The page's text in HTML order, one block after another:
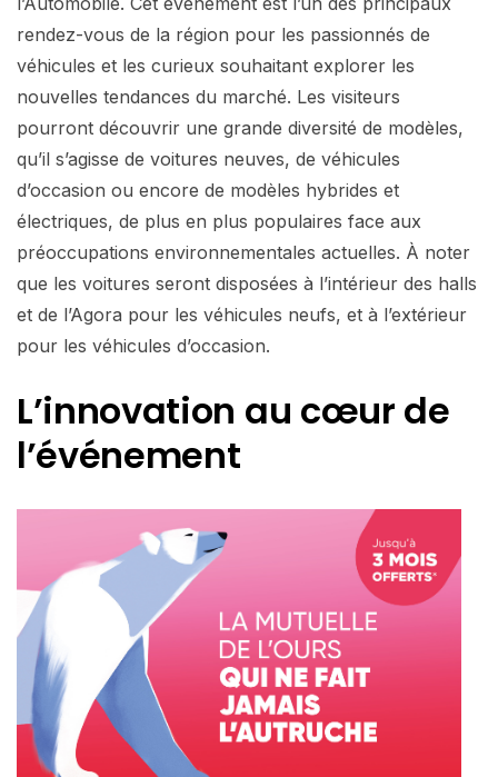
rendez-vous de la région pour les passionnés de
véhicules et les curieux souhaitant explorer les
nouvelles tendances du marché. Les visiteurs
pourront découvrir une grande diversité de modèles,
qu’il s’agisse de voitures neuves, de véhicules
d’occasion ou encore de modèles hybrides et
électriques, de plus en plus populaires face aux
préoccupations environnementales actuelles. À noter
que les voitures seront disposées à l’intérieur des halls
et de l’Agora pour les véhicules neufs, et à l’extérieur
pour les véhicules d’occasion.
L’innovation au cœur de
l’événement